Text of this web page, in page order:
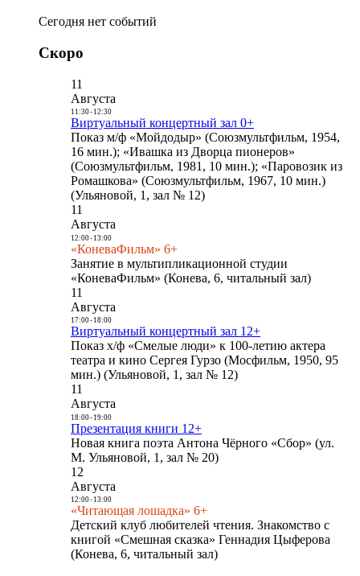
Сегодня нет событий
Скоро
11
Августа
11:30- 12:30
Виртуальный концертный зал 0+
Показ м/ф «Мойдодыр» (Союзмультфильм, 1954,
16 мин.); «Ивашка из Дворца пионеров»
(Союзмультфильм, 1981, 10 мин.); «Паровозик из
Ромашкова» (Союзмультфильм, 1967, 10 мин.)
(Ульяновой, 1, зал № 12)
11
Августа
12:00- 13:00
«КоневаФильм» 6+
Занятие в мультипликационной студии
«КоневаФильм» (Конева, 6, читальный зал)
11
Августа
17:00- 18:00
Виртуальный концертный зал 12+
Показ х/ф «Смелые люди» к 100-летию актера
театра и кино Сергея Гурзо (Мосфильм, 1950, 95
мин.) (Ульяновой, 1, зал № 12)
11
Августа
18:00- 19:00
Презентация книги 12+
Новая книга поэта Антона Чёрного «Сбор» (ул.
М. Ульяновой, 1, зал № 20)
12
Августа
12:00- 13:00
«Читающая лошадка» 6+
Детский клуб любителей чтения. Знакомство с
книгой «Смешная сказка» Геннадия Цыферова
(Конева, 6, читальный зал)